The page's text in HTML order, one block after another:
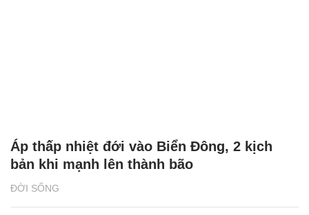
ĐỜI SỐNG
Áp thấp nhiệt đới vào Biển Đông, 2 kịch
bản khi mạnh lên thành bão